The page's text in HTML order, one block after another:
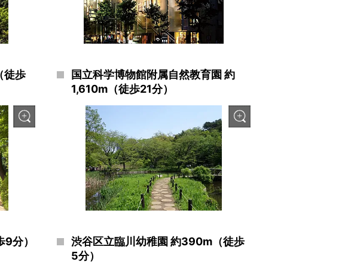
徒歩
国立科学博物館附属自然教育園 約
1,610m（徒歩21分）
分）
渋谷区立臨川幼稚園 約390m（徒歩
5分）